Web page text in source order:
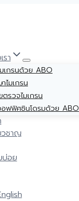
รา
เกรนด้วย ABO
ไมเกรน
รวจไมเกรน
อฟฟิศซินโดรมด้วย ABO
วชาญ
บ่อย